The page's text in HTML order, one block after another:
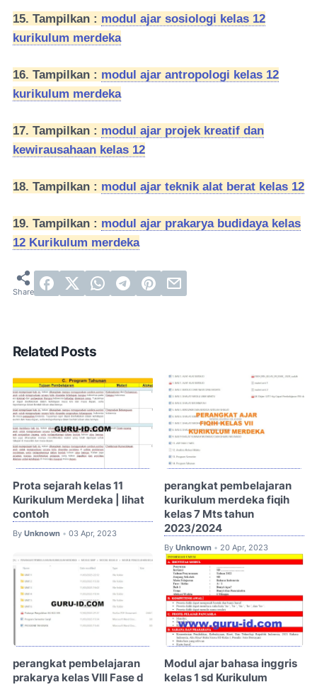
15. Tampilkan : modul ajar sosiologi kelas 12
kurikulum merdeka
16. Tampilkan : modul ajar antropologi kelas 12
kurikulum merdeka
17. Tampilkan : modul ajar projek kreatif dan
kewirausahaan kelas 12
18. Tampilkan : modul ajar teknik alat berat kelas 12
19. Tampilkan : modul ajar prakarya budidaya kelas
12 Kurikulum merdeka
Related Posts
Prota sejarah kelas 11
Kurikulum Merdeka | lihat
contoh
By Unknown • 03 Apr, 2023
perangkat pembelajaran
kurikulum merdeka fiqih
kelas 7 Mts tahun
2023/2024
By Unknown • 20 Apr, 2023
perangkat pembelajaran
prakarya kelas VIII Fase d
Modul ajar bahasa inggris
kelas 1 sd Kurikulum